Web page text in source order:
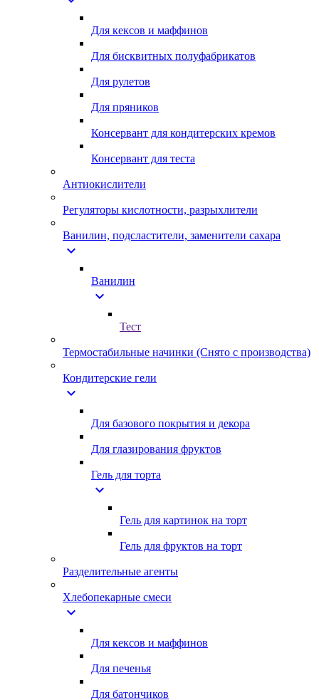
Для кексов и маффинов
Для бисквитных полуфабрикатов
Для рулетов
Для пряников
Консервант для кондитерских кремов
Консервант для теста
Антиокислители
Регуляторы кислотности, разрыхлители
Ванилин, подсластители, заменители сахара
expand_more
Ванилин
expand_more
Тест
Термостабильные начинки (Снято с производства)
Кондитерские гели
expand_more
Для базового покрытия и декора
Для глазирования фруктов
Гель для торта
expand_more
Гель для картинок на торт
Гель для фруктов на торт
Разделительные агенты
Хлебопекарные смеси
expand_more
Для кексов и маффинов
Для печенья
Для батончиков